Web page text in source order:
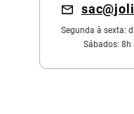
Segunda à sexta:
Sábados: 8h